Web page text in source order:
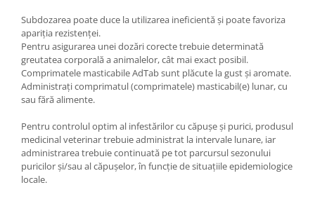
Subdozarea poate duce la utilizarea ineficientă și poate favoriza
apariția rezistenței.
Pentru asigurarea unei dozări corecte trebuie determinată
greutatea corporală a animalelor, cât mai exact posibil.
Comprimatele masticabile AdTab sunt plăcute la gust și aromate.
Administrați comprimatul (comprimatele) masticabil(e) lunar, cu
sau fără alimente.
Pentru controlul optim al infestărilor cu căpușe și purici, produsul
medicinal veterinar trebuie administrat la intervale lunare, iar
administrarea trebuie continuată pe tot parcursul sezonului
puricilor și/sau al căpușelor, în funcție de situațiile epidemiologice
locale.